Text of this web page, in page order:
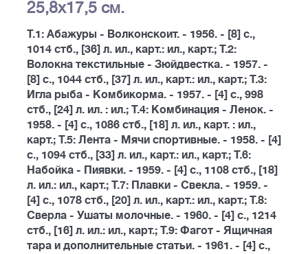
25,8х17,5 см.
Т.1: Абажуры - Волконскоит. - 1956. - [8] с.,
1014 стб., [36] л. ил., карт.: ил., карт.; Т.2:
Волокна текстильные - Зюйдвестка. - 1957. -
[8] с., 1044 стб., [37] л. ил., карт.: ил., карт.; Т.3:
Игла рыба - Комбикорма. - 1957. - [4] с., 998
стб., [24] л. ил. : ил.; Т.4: Комбинация - Ленок. -
1958. - [4] с., 1086 стб., [18] л. ил., карт. : ил.,
карт.; Т.5: Лента - Мячи спортивные. - 1958. - [4]
с., 1094 стб., [33] л. ил., карт.: ил., карт.; Т.6:
Набойка - Пиявки. - 1959. - [4] с., 1108 стб., [18]
л. ил.: ил., карт.; Т.7: Плавки - Свекла. - 1959. -
[4] с., 1078 стб., [20] л. ил., карт.: ил., карт.; Т.8:
Сверла - Ушаты молочные. - 1960. - [4] с., 1214
стб., [16] л. ил.: ил., карт.; Т.9: Фагот - Ящичная
тара и дополнительные статьи. - 1961. - [4] с.,